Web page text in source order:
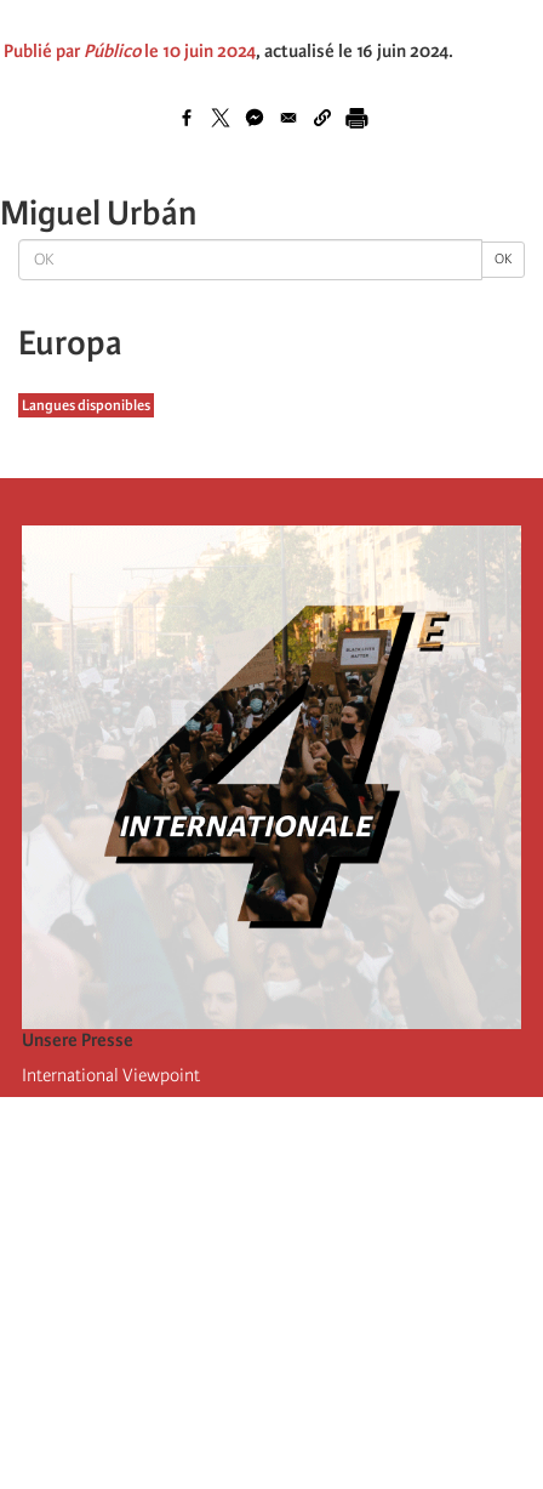
OK OK
Europa
Langues disponibles
Publié parPúblicole 10 juin 2024, actualisé le 16 juin 2024.
Miguel Urbán
Unsere Presse
International Viewpoint